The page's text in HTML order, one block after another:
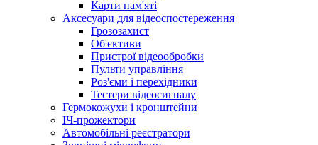
Карти пам'яті
Аксесуари для відеоспостереження
Грозозахист
Об'єктиви
Пристрої відеообробки
Пульти управління
Роз'єми і перехідники
Тестери відеосигналу
Гермокожухи і кронштейни
ІЧ-прожектори
Автомобільні реєстратори